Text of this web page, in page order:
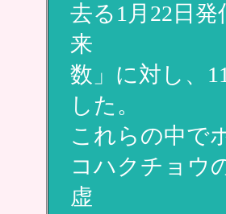
去る1月22日
来
数」に対し、
した。
これらの中で
コハクチョウ
虚